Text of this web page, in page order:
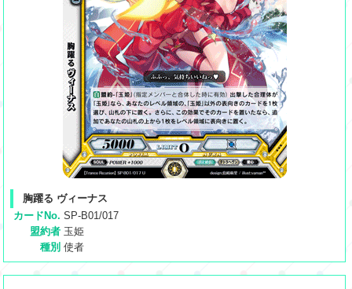
胸躍る ヴィーナス
カードNo. SP-B01/017
盟約者 玉姫
種別 使者